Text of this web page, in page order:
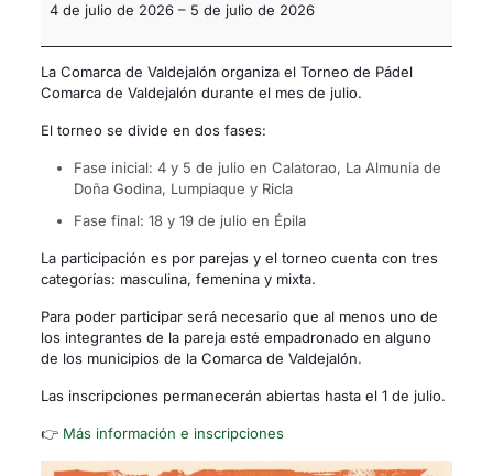
4 de julio de 2026 – 5 de julio de 2026
La Comarca de Valdejalón organiza el Torneo de Pádel
Comarca de Valdejalón durante el mes de julio.
El torneo se divide en dos fases:
Fase inicial: 4 y 5 de julio en Calatorao, La Almunia de
Doña Godina, Lumpiaque y Ricla
Fase final: 18 y 19 de julio en Épila
La participación es por parejas y el torneo cuenta con tres
categorías: masculina, femenina y mixta.
Para poder participar será necesario que al menos uno de
los integrantes de la pareja esté empadronado en alguno
de los municipios de la Comarca de Valdejalón.
Las inscripciones permanecerán abiertas hasta el 1 de julio.
👉 Más información e inscripciones